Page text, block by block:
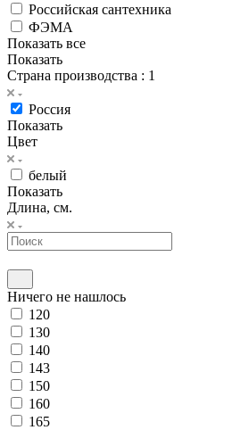
Российская сантехника
ФЭМА
Показать все
Показать
Страна производства : 1
Россия
Показать
Цвет
белый
Показать
Длина, см.
Ничего не нашлось
120
130
140
143
150
160
165